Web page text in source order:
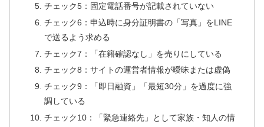
チェック5：固定電話番号が記載されていない
チェック6：申込時に身分証明書の「写真」をLINE
で送るよう求める
チェック7：「在籍確認なし」を売りにしている
チェック8：サイトの運営者情報が曖昧または虚偽
チェック9：「即日融資」「最短30分」を過度に強
調している
チェック10：「緊急連絡先」として家族・知人の情